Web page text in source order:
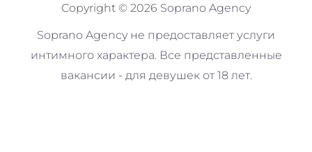
Copyright © 2026 Soprano Agency
Soprano Agency не предоставляет услуги
интимного характера. Все представленные
вакансии - для девушек от 18 лет.